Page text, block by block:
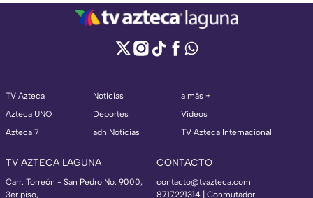
TV Azteca
Azteca UNO
Azteca 7
Noticias
Deportes
adn Noticias
a más +
Videos
TV Azteca Internacional
TV AZTECA LAGUNA
Carr. Torreón - San Pedro No. 9000,
3er piso,
CONTACTO
contacto@tvazteca.com
8717221314 | Conmutador